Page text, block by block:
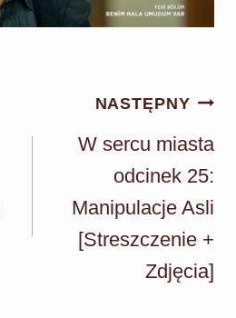
NASTĘPNY
W sercu miasta
odcinek 25:
Manipulacje Asli
[Streszczenie +
Zdjęcia]